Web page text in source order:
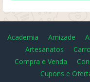
Academia Amizade
Artesanatos
Compra e Venda
Cupons e